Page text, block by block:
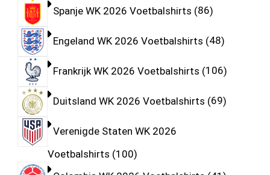
Spanje WK 2026 Voetbalshirts 86
Engeland WK 2026 Voetbalshirts 48
Frankrijk WK 2026 Voetbalshirts 106
Duitsland WK 2026 Voetbalshirts 69
Verenigde Staten WK 2026
Voetbalshirts 100